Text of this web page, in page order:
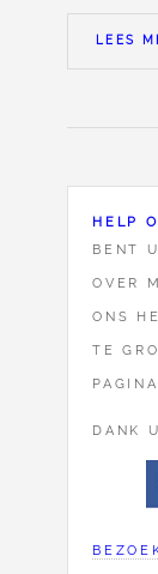
LEES
HELP
BENT
OVER
ONS
TE
DANK